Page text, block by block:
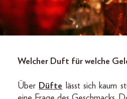
Welcher Duft für welche
Über Düfte lässt sich kaum